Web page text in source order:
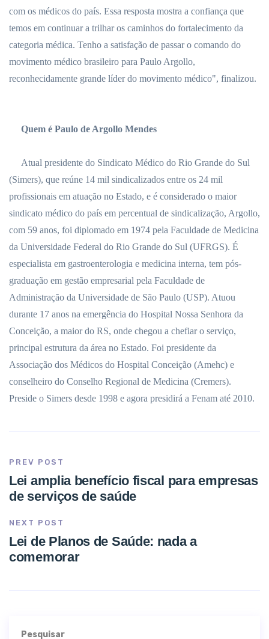
com os médicos do país. Essa resposta mostra a confiança que
temos em continuar a trilhar os caminhos do fortalecimento da
categoria médica. Tenho a satisfação de passar o comando do
movimento médico brasileiro para Paulo Argollo,
reconhecidamente grande líder do movimento médico", finalizou.
Quem é Paulo de Argollo Mendes
Atual presidente do Sindicato Médico do Rio Grande do Sul
(Simers), que reúne 14 mil sindicalizados entre os 24 mil
profissionais em atuação no Estado, e é considerado o maior
sindicato médico do país em percentual de sindicalização, Argollo,
com 59 anos, foi diplomado em 1974 pela Faculdade de Medicina
da Universidade Federal do Rio Grande do Sul (UFRGS). É
especialista em gastroenterologia e medicina interna, tem pós-
graduação em gestão empresarial pela Faculdade de
Administração da Universidade de São Paulo (USP). Atuou
durante 17 anos na emergência do Hospital Nossa Senhora da
Conceição, a maior do RS, onde chegou a chefiar o serviço,
principal estrutura da área no Estado. Foi presidente da
Associação dos Médicos do Hospital Conceição (Amehc) e
conselheiro do Conselho Regional de Medicina (Cremers).
Preside o Simers desde 1998 e agora presidirá a Fenam até 2010.
PREV POST
Lei amplia benefício fiscal para empresas
de serviços de saúde
NEXT POST
Lei de Planos de Saúde: nada a
comemorar
Pesquisar